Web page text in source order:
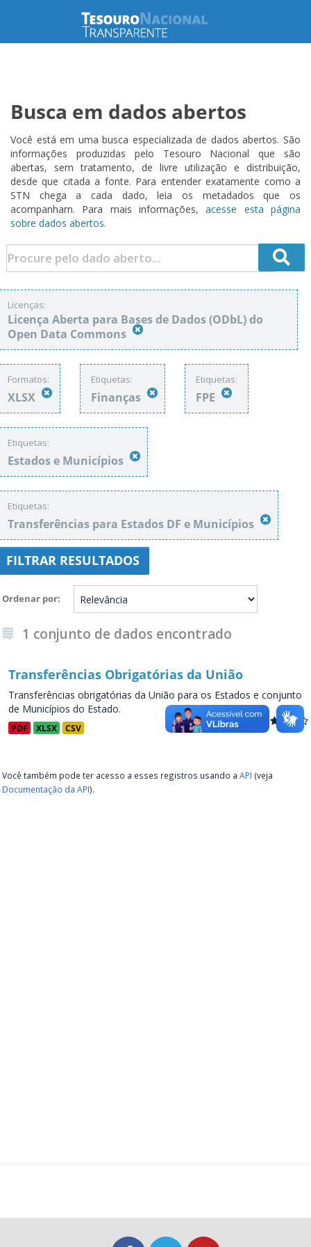
Busca em dados abertos
Você está em uma busca especializada de dados abertos. São
informações produzidas pelo Tesouro Nacional que são
abertas, sem tratamento, de livre utilização e distribuição,
desde que citada a fonte. Para entender exatamente como a
STN chega a cada dado, leia os metadados que os
acompanham. Para mais informações,acesse esta página
sobre dados abertos.
Licenças:
Licença Aberta para Bases de Dados (ODbL) do
Open Data Commons
Formatos:
XLSX
Etiquetas:
Finanças
Etiquetas:
FPE
Etiquetas:
Estados e Municípios
Etiquetas:
Transferências para Estados DF e Municípios
FILTRAR RESULTADOS
Ordenar por
1 conjunto de dados encontrado
Transferências Obrigatórias da União
Transferências obrigatórias da União para os Estados e conjunto
de Municípios do Estado.
PDF XLSX CSV
Você também pode ter acesso a esses registros usando a API (veja
Documentação da API).